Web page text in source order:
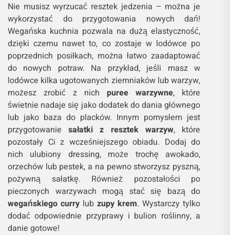
Nie musisz wyrzucać resztek jedzenia – można je
wykorzystać do przygotowania nowych dań!
Wegańska kuchnia pozwala na dużą elastyczność,
dzięki czemu nawet to, co zostaje w lodówce po
poprzednich posiłkach, można łatwo zaadaptować
do nowych potraw. Na przykład, jeśli masz w
lodówce kilka ugotowanych ziemniaków lub warzyw,
możesz zrobić z nichpuree warzywne, które
świetnie nadaje się jako dodatek do dania głównego
lub jako baza do placków. Innym pomysłem jest
przygotowaniesałatki z resztek warzyw, które
pozostały Ci z wcześniejszego obiadu. Dodaj do
nich ulubiony dressing, może trochę awokado,
orzechów lub pestek, a na pewno stworzysz pyszną,
pożywną sałatkę. Również pozostałości po
pieczonych warzywach mogą stać się bazą do
wegańskiego curry lubzupy krem. Wystarczy tylko
dodać odpowiednie przyprawy i bulion roślinny, a
danie gotowe!